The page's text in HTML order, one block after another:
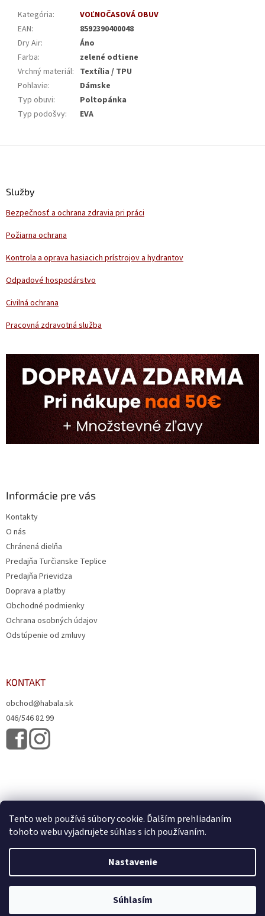
Tento web používá súbory cookie. Ďalším prehliadaním
tohoto webu vyjadrujete súhlas s ich používaním.
Nastavenie
Súhlasím
Kategória:
VOĽNOČASOVÁ OBUV
EAN:
8592390400048
Dry Air:
Áno
Farba:
zelené odtiene
Vrchný materiál: Textília / TPU
Pohlavie:
Dámske
Typ obuvi:
Poltopánka
Typ podošvy: EVA
Služby
Bezpečnosť a ochrana zdravia pri práci
Požiarna ochrana
Kontrola a oprava hasiacich prístrojov a hydrantov
Odpadové hospodárstvo
Civilná ochrana
Pracovná zdravotná služba
Informácie pre vás
Kontakty
O nás
Chránená dielňa
Predajňa Turčianske Teplice
Predajňa Prievidza
Doprava a platby
Obchodné podmienky
Ochrana osobných údajov
Odstúpenie od zmluvy
KONTAKT
obchod@habala.sk
046/546 82 99
Copyright 2026HABALA, s.r.o.. Všetky práva vyhradené.Upraviť
nastavenie cookies